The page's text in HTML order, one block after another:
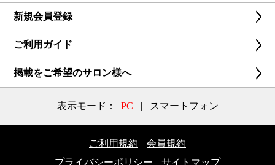
新規会員登録
ご利用ガイド
掲載をご希望のサロン様へ
表示モード： PC | スマートフォン
ご利用規約
会員規約
プライバシーポリシー
サイトマップ